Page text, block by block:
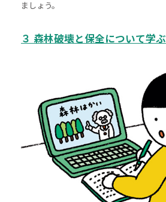
ましょう。
３ 森林破壊と保全について学ぶ